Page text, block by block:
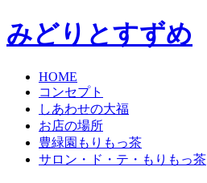
みどりとすずめ
HOME
コンセプト
しあわせの大福
お店の場所
豊緑園もりもっ茶
サロン・ド・テ・もりもっ茶